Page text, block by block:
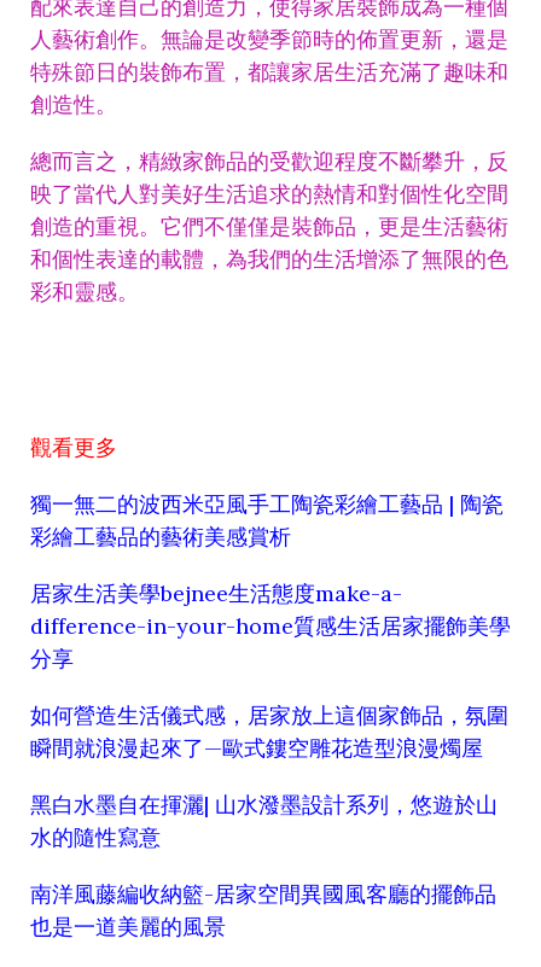
配來表達自己的創造力，使得家居裝飾成為一種個
人藝術創作。無論是改變季節時的佈置更新，還是
特殊節日的裝飾布置，都讓家居生活充滿了趣味和
創造性。
總而言之，精緻家飾品的受歡迎程度不斷攀升，反
映了當代人對美好生活追求的熱情和對個性化空間
創造的重視。它們不僅僅是裝飾品，更是生活藝術
和個性表達的載體，為我們的生活增添了無限的色
彩和靈感。
觀看更多
獨一無二的波西米亞風手工陶瓷彩繪工藝品 | 陶瓷
彩繪工藝品的藝術美感賞析
居家生活美學bejnee生活態度make-a-
difference-in-your-home質感生活居家擺飾美學
分享
如何營造生活儀式感，居家放上這個家飾品，氛圍
瞬間就浪漫起來了—歐式鏤空雕花造型浪漫燭屋
黑白水墨自在揮灑| 山水潑墨設計系列，悠遊於山
水的隨性寫意
南洋風藤編收納籃-居家空間異國風客廳的擺飾品
也是一道美麗的風景